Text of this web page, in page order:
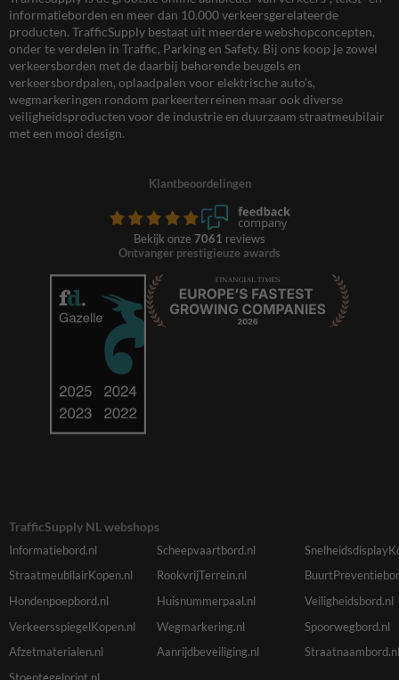
informatieborden en meer dan 10.000 verkeersgerelateerde
producten. TrafficSupply bestaat uit meerdere webshopconcepten,
onder te verdelen in Traffic, Parking en Safety. Bij ons koop je zowel
verkeersborden met de daarbij behorende beugels en
verkeersbordpalen, oplaadpalen voor elektrische auto’s,
wegmarkeringen rondom parkeerterreinen maar ook diverse
veiligheidsproducten voor de industrie en duurzaam straatmeubilair
met een mooi design.
Klantbeoordelingen
Bekijk onze 7061 reviews
Ontvanger prestigieuze awards
TrafficSupply NL webshops
Informatiebord.nl Scheepvaartbord.nl
StraatmeubilairKopen.nl
RookvrijTerrein.nl
Hondenpoepbord.nl
Huisnummerpaal.nl
Veiligheidsbord.nl
VerkeersspiegelKopen.nl
Wegmarkering.nl
Spoorwegbord.nl
Afzetmaterialen.nl
Aanrijdbeveiliging.nl
Straatnaambord.nl
Stoeptegelprint.nl